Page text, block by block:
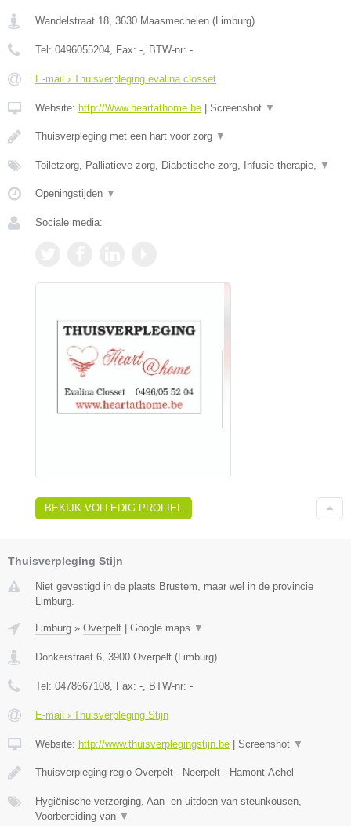
Wandelstraat 18, 3630 Maasmechelen (Limburg)
Tel: 0496055204, Fax: -, BTW-nr: -
E-mail › Thuisverpleging evalina closset
Website: http://Www.heartathome.be Screenshot ▼
Thuisverpleging met een hart voor zorg ▼
Toiletzorg, Palliatieve zorg, Diabetische zorg, Infusie therapie, ▼
Openingstijden ▼
Sociale media:
BEKIJK VOLLEDIG PROFIEL
Thuisverpleging Stijn
Niet gevestigd in de plaats Brustem, maar wel in de provincie
Limburg.
Limburg » Overpelt Google maps ▼
Donkerstraat 6, 3900 Overpelt (Limburg)
Tel: 0478667108, Fax: -, BTW-nr: -
E-mail › Thuisverpleging Stijn
Website: http://www.thuisverplegingstijn.be Screenshot ▼
Thuisverpleging regio Overpelt - Neerpelt - Hamont-Achel
Hygiënische verzorging, Aan -en uitdoen van steunkousen,
Voorbereiding van ▼